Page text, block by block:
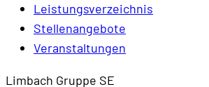
Leistungsverzeichnis
Stellenangebote
Veranstaltungen
Limbach Gruppe SE